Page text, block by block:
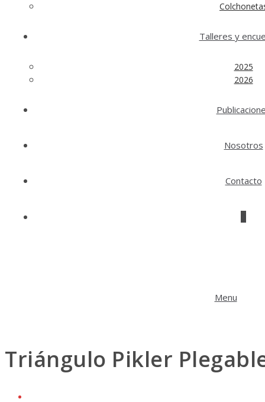
Talleres y
2025
2026
Nosotros
Contacto
Menu
Triángulo Pikler